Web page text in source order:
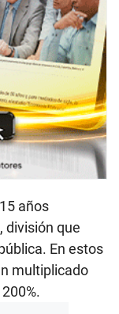
años
división que
En estos
multiplicado